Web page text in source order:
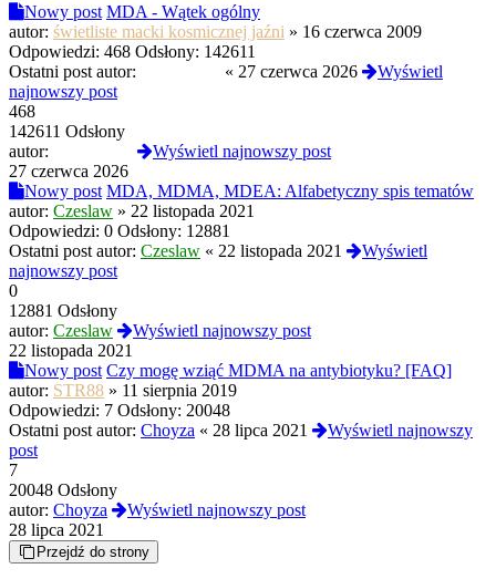
Nowy post MDA - Wątek ogólny
autor: świetliste macki kosmicznej jaźni » 16 czerwca 2009
Odpowiedzi: 468 Odsłony: 142611
Ostatni post autor:
« 27 czerwca 2026
Wyświetl
najnowszy post
468
142611 Odsłony
autor:
Wyświetl najnowszy post
27 czerwca 2026
Nowy post MDA, MDMA, MDEA: Alfabetyczny spis tematów
autor: Czeslaw » 22 listopada 2021
Odpowiedzi: 0 Odsłony: 12881
Ostatni post autor: Czeslaw « 22 listopada 2021
Wyświetl
najnowszy post
0
12881 Odsłony
autor: Czeslaw
Wyświetl najnowszy post
22 listopada 2021
Nowy post Czy mogę wziąć MDMA na antybiotyku? [FAQ]
autor: STR88 » 11 sierpnia 2019
Odpowiedzi: 7 Odsłony: 20048
Ostatni post autor: Choyza « 28 lipca 2021
Wyświetl najnowszy
post
7
20048 Odsłony
autor: Choyza
Wyświetl najnowszy post
28 lipca 2021
Przejdź do strony